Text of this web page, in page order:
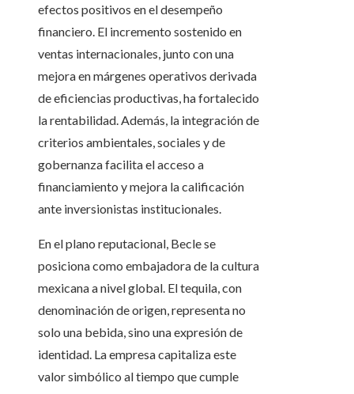
efectos positivos en el desempeño
financiero. El incremento sostenido en
ventas internacionales, junto con una
mejora en márgenes operativos derivada
de eficiencias productivas, ha fortalecido
la rentabilidad. Además, la integración de
criterios ambientales, sociales y de
gobernanza facilita el acceso a
financiamiento y mejora la calificación
ante inversionistas institucionales.
En el plano reputacional, Becle se
posiciona como embajadora de la cultura
mexicana a nivel global. El tequila, con
denominación de origen, representa no
solo una bebida, sino una expresión de
identidad. La empresa capitaliza este
valor simbólico al tiempo que cumple